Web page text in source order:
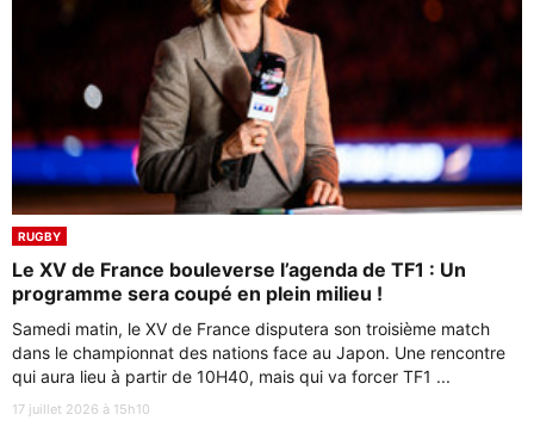
RUGBY
Le XV de France bouleverse l’agenda de TF1 : Un
programme sera coupé en plein milieu !
Samedi matin, le XV de France disputera son troisième match
dans le championnat des nations face au Japon. Une rencontre
qui aura lieu à partir de 10H40, mais qui va forcer TF1 ...
17 juillet 2026 à 15h10